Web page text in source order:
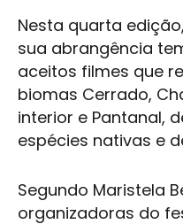
Nesta quarta
sua abrangência
aceitos filmes que
biomas Cerrado,
interior e Pantanal,
espécies nativas e
Segundo Maristela
organizadoras do